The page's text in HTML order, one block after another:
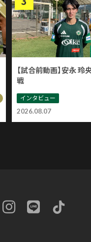
2026.08.07
【試合前動画】安永 玲
戦
インタビュー